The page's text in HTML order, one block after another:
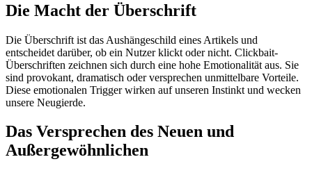
Die Macht der Überschrift
Die Überschrift ist das Aushängeschild eines Artikels und
entscheidet darüber, ob ein Nutzer klickt oder nicht. Clickbait-
Überschriften zeichnen sich durch eine hohe Emotionalität aus. Sie
sind provokant, dramatisch oder versprechen unmittelbare Vorteile.
Diese emotionalen Trigger wirken auf unseren Instinkt und wecken
unsere Neugierde.
Das Versprechen des Neuen und
Außergewöhnlichen